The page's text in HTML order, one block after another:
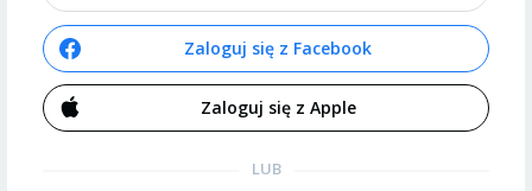
Zaloguj się z Facebook
Zaloguj się z Apple
LUB